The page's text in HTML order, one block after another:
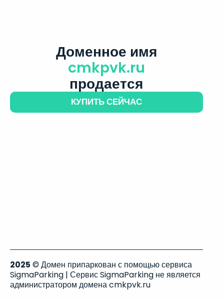
Доменное имя
cmkpvk.ru
продается
КУПИТЬ СЕЙЧАС
2025 © Домен припаркован с помощью сервиса
SigmaParking | Сервис SigmaParking не является
администратором домена cmkpvk.ru